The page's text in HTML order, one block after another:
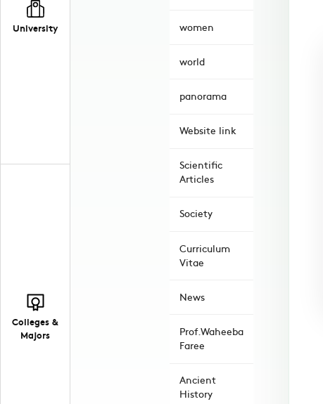
University
Colleges &
Majors
women
world
panorama
Website link
Scientific
Articles
Society
Curriculum
Vitae
News
Prof.Waheeba
Faree
Ancient
History